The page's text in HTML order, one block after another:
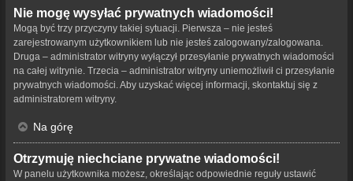
Nie mogę wysyłać prywatnych wiadomości!
Mogą być trzy przyczyny takiej sytuacji. Pierwsza – nie jesteś
zarejestrowanym użytkownikiem lub nie jesteś zalogowany/zalogowana.
Druga – administrator witryny wyłączył przesyłanie prywatnych wiadomości
na całej witrynie. Trzecia – administrator witryny uniemożliwił ci przesyłanie
prywatnych wiadomości. Aby uzyskać więcej informacji, skontaktuj się z
administratorem witryny.
Na górę
Otrzymuję niechciane prywatne wiadomości!
W panelu użytkownika możesz, określając odpowiednie reguły ustawić